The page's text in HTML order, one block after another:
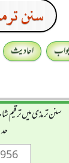
سنن
احادیث
سنن ترمذی میں ترقیم